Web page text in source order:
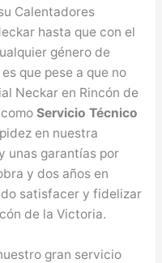
Calentadores
hasta que con el
género de
que pese a que no
Neckar en Rincón de
Servicio Técnico
en nuestra
unas garantías por
y dos años en
satisfacer y fidelizar
de la Victoria.
gran servicio